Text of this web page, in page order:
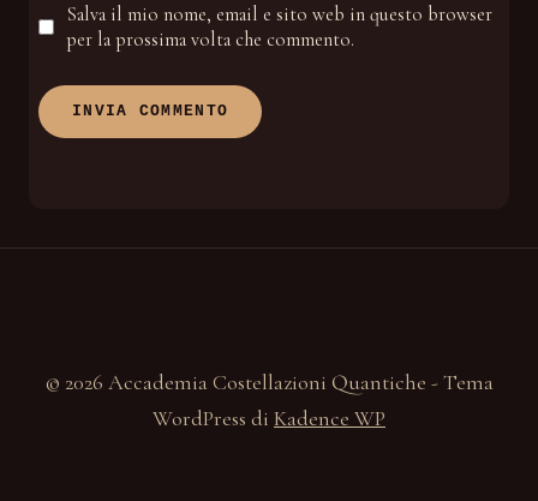
Salva il mio nome, email e sito web in questo browser
per la prossima volta che commento.
© 2026 Accademia Costellazioni Quantiche - Tema
WordPress di Kadence WP